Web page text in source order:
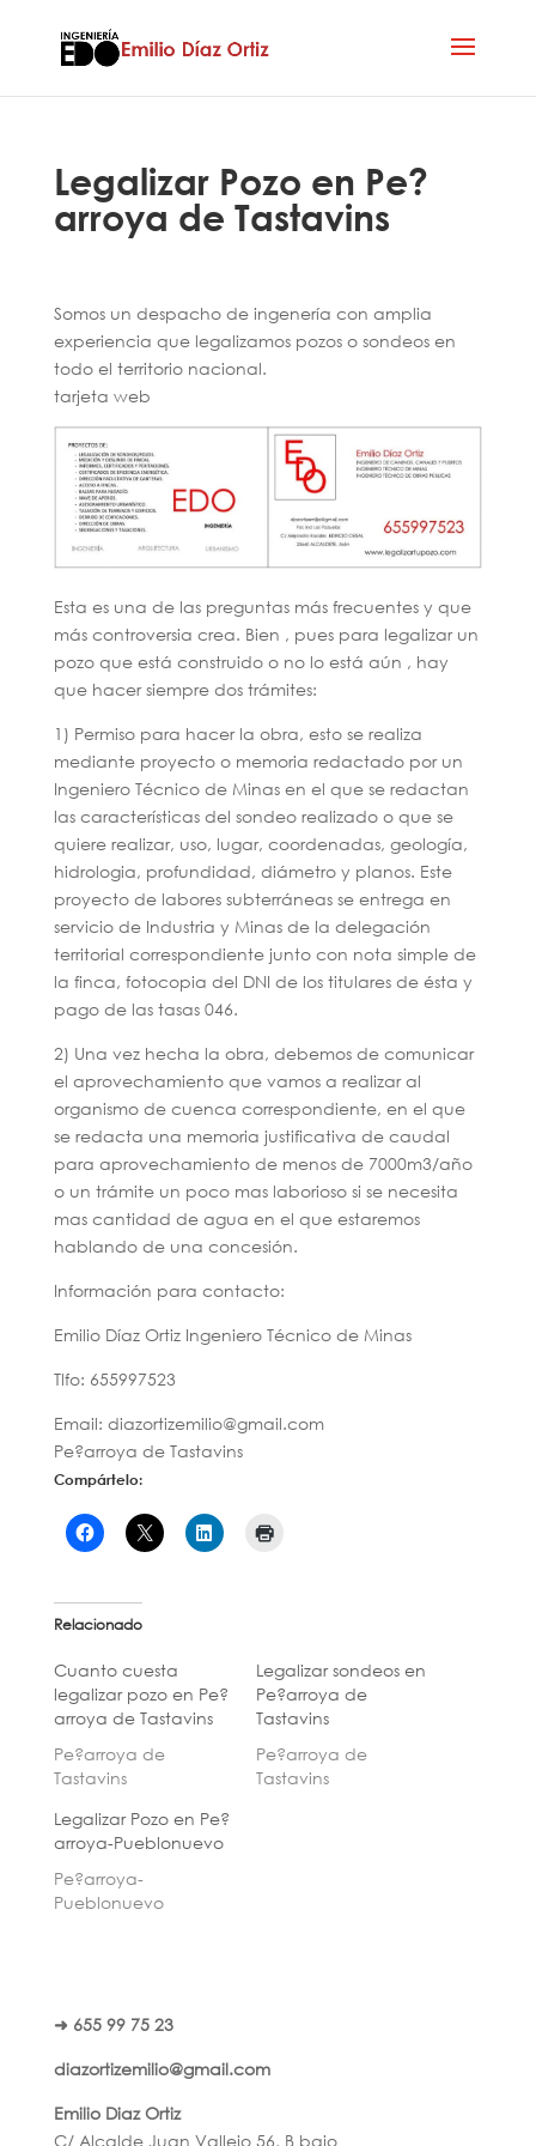
Legalizar Pozo en Pe?
arroya de Tastavins
Somos un despacho de ingenería con amplia
experiencia que legalizamos pozos o sondeos en
todo el territorio nacional.
tarjeta web
Esta es una de las preguntas más frecuentes y que
más controversia crea. Bien , pues para legalizar un
pozo que está construido o no lo está aún , hay
que hacer siempre dos trámites:
1) Permiso para hacer la obra, esto se realiza
mediante proyecto o memoria redactado por un
Ingeniero Técnico de Minas en el que se redactan
las características del sondeo realizado o que se
quiere realizar, uso, lugar, coordenadas, geología,
hidrologia, profundidad, diámetro y planos. Este
proyecto de labores subterráneas se entrega en
servicio de Industria y Minas de la delegación
territorial correspondiente junto con nota simple de
la finca, fotocopia del DNI de los titulares de ésta y
pago de las tasas 046.
2) Una vez hecha la obra, debemos de comunicar
el aprovechamiento que vamos a realizar al
organismo de cuenca correspondiente, en el que
se redacta una memoria justificativa de caudal
para aprovechamiento de menos de 7000m3/año
o un trámite un poco mas laborioso si se necesita
mas cantidad de agua en el que estaremos
hablando de una concesión.
Información para contacto:
Emilio Díaz Ortiz Ingeniero Técnico de Minas
Tlfo: 655997523
Email: diazortizemilio@gmail.com
Pe?arroya de Tastavins
Compártelo:
Relacionado
Cuanto cuesta
legalizar pozo en Pe?
arroya de Tastavins
Pe?arroya de
Tastavins
Legalizar sondeos en
Pe?arroya de
Tastavins
Pe?arroya de
Tastavins
Legalizar Pozo en Pe?
arroya-Pueblonuevo
Pe?arroya-
Pueblonuevo
➜ 655 99 75 23
diazortizemilio@gmail.com
Emilio Diaz Ortiz
C/ Alcalde Juan Vallejo 56, B bajo